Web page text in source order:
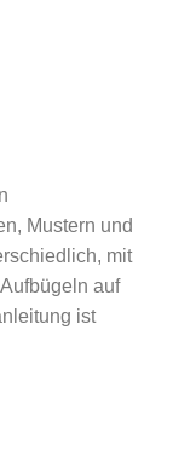
Mustern und
mit
auf
ist